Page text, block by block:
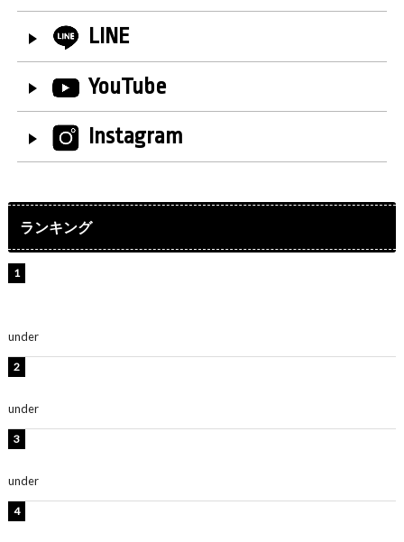
LINE
YouTube
Instagram
ランキング
under
under
under